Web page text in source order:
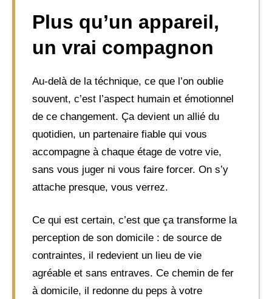
Plus qu’un appareil,
un vrai compagnon
Au-delà de la téchnique, ce que l’on oublie
souvent, c’est l’aspect humain et émotionnel
de ce changement. Ça devient un allié du
quotidien, un partenaire fiable qui vous
accompagne à chaque étage de votre vie,
sans vous juger ni vous faire forcer. On s’y
attache presque, vous verrez.
Ce qui est certain, c’est que ça transforme la
perception de son domicile : de source de
contraintes, il redevient un lieu de vie
agréable et sans entraves. Ce chemin de fer
à domicile, il redonne du peps à votre